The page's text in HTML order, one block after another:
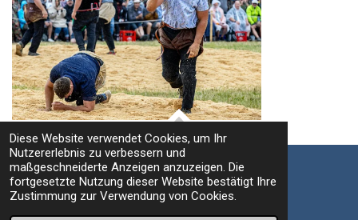
Diese Website verwendet Cookies, um Ihr
Nutzererlebnis zu verbessern und
maßgeschneiderte Anzeigen anzuzeigen. Die
fortgesetzte Nutzung dieser Website bestätigt Ihre
Zustimmung zur Verwendung von Cookies.
TOP
Impressum / Datenschutz